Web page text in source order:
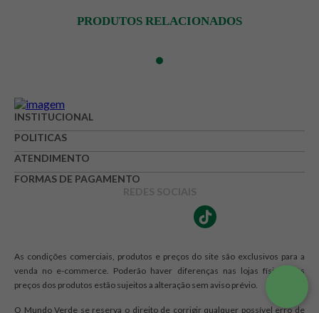
PRODUTOS RELACIONADOS
INSTITUCIONAL
POLITICAS
ATENDIMENTO
FORMAS DE PAGAMENTO
REDES SOCIAIS
As condições comerciais, produtos e preços do site são exclusivos para a
venda no e-commerce. Poderão haver diferenças nas lojas físicas. Os
preços dos produtos estão sujeitos a alteração sem aviso prévio.
O Mundo Verde se reserva o direito de corrigir qualquer possível erro de